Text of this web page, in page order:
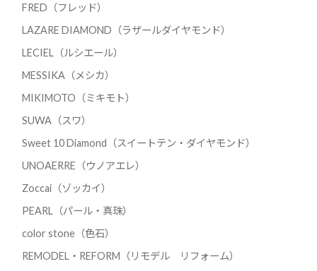
FRED（フレッド）
LAZARE DIAMOND（ラザールダイヤモンド）
LECIEL（ルシエール）
MESSIKA（メシカ）
MIKIMOTO（ミキモト）
SUWA（スワ）
Sweet 10 Diamond（スイートテン・ダイヤモンド）
UNOAERRE（ウノアエレ）
Zoccai（ゾッカイ）
PEARL（パール・真珠）
color stone（色石）
REMODEL・REFORM（リモデル リフォーム）